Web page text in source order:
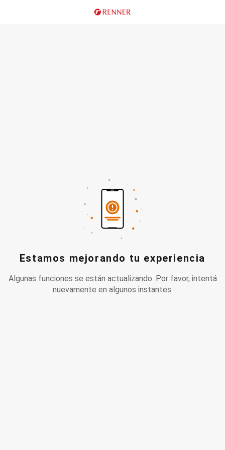
Estamos mejorando tu experiencia
Algunas funciones se están actualizando. Por favor, intentá
nuevamente en algunos instantes.